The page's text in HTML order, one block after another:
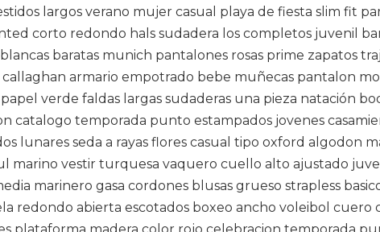
largos verano mujer casual playa de fiesta slim fit
corto redondo hals sudadera los completos juvenil
baratas munich pantalones rosas prime zapatos
armario empotrado bebe muñecas pantalon
verde faldas largas sudaderas una pieza natación
catalogo temporada punto estampados jovenes
lunares seda a rayas flores casual tipo oxford algodon
marino vestir turquesa vaquero cuello alto ajustado
marinero gasa cordones blusas grueso strapless
redondo abierta escotados boxeo ancho voleibol cuero